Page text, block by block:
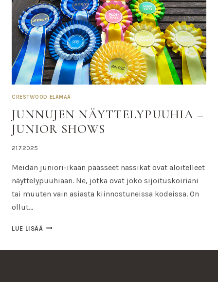
CRESTWOOD ELÄMÄÄ
JUNNUJEN NÄYTTELYPUUHIA –
JUNIOR SHOWS
Tekijä
21.7.2025
Meidän juniori-ikään päässeet nassikat ovat aloitelleet
näyttelypuuhiaan. Ne, jotka ovat joko sijoituskoiriani
tai muuten vain asiasta kiinnostuneissa kodeissa. On
ollut…
LUE LISÄÄ JUNNUJEN